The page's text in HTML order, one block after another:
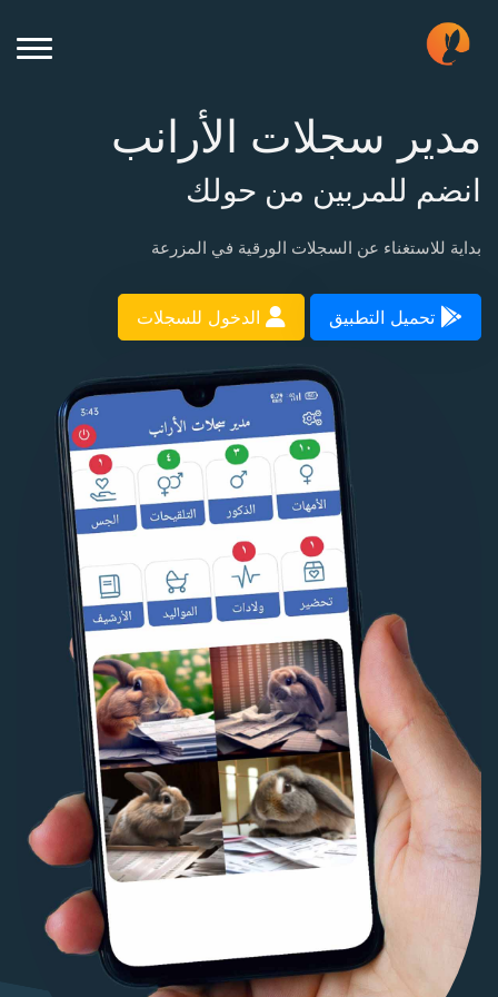
مدير سجلات الأرانب
انضم للمربين من حولك
بداية للاستغناء عن السجلات الورقية في المزرعة
تحميل التطبيق الدخول للسجلات